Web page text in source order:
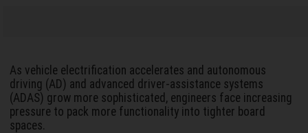
As vehicle electrification accelerates and autonomous
driving (AD) and advanced driver-assistance systems
(ADAS) grow more sophisticated, engineers face increasing
pressure to pack more functionality into tighter board
spaces.